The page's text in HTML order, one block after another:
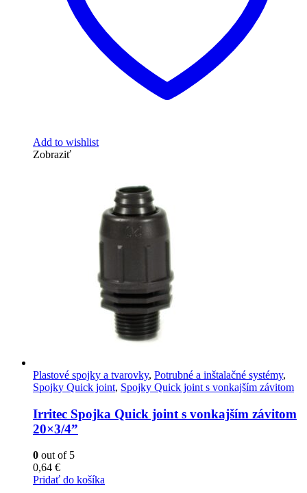
Add to wishlist
Zobraziť
Plastové spojky a tvarovky, Potrubné a inštalačné systémy,
Spojky Quick joint, Spojky Quick joint s vonkajším závitom
Irritec Spojka Quick joint s vonkajším závitom
20×3/4”
0 out of 5
0,64 €
Pridať do košíka